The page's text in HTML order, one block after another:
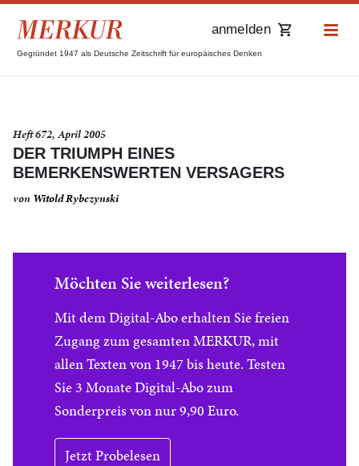
Gegründet 1947 als Deutsche Zeitschrift für europäisches Denken
anmelden
Heft 672, April 2005
DER TRIUMPH EINES
BEMERKENSWERTEN VERSAGERS
von Witold Rybczynski
Möchten Sie weiterlesen?
Mit dem Digital-Abo erhalten Sie freien
Zugang zum gesamten MERKUR, mit
allen Texten von 1947 bis heute. Testen
Sie 3 Monate Digital-Abo zum
Sonderpreis von nur 9,90 Euro.
Jetzt Probelesen